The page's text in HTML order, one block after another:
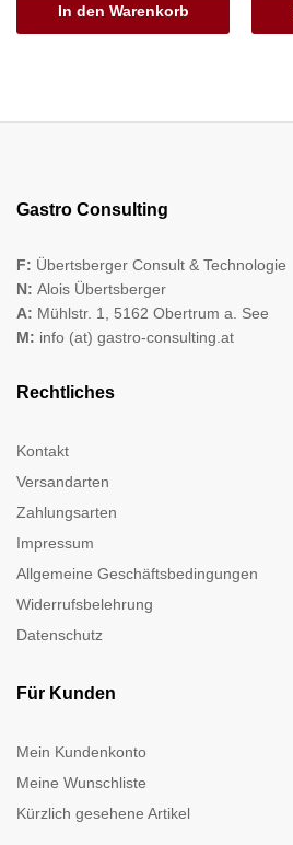
In den Warenkorb
Gastro Consulting
F: Übertsberger Consult & Technologie
N: Alois Übertsberger
A: Mühlstr. 1, 5162 Obertrum a. See
M: info (at) gastro-consulting.at
Rechtliches
Kontakt
Versandarten
Zahlungsarten
Impressum
Allgemeine Geschäftsbedingungen
Widerrufsbelehrung
Datenschutz
Für Kunden
Mein Kundenkonto
Meine Wunschliste
Kürzlich gesehene Artikel